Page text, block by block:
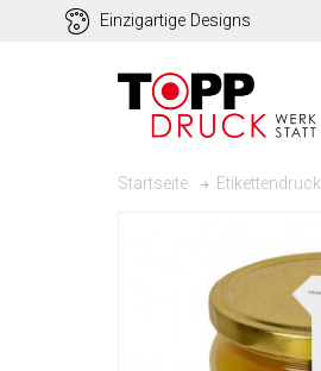
Einzigartige Designs
Startseite Etikettendruck